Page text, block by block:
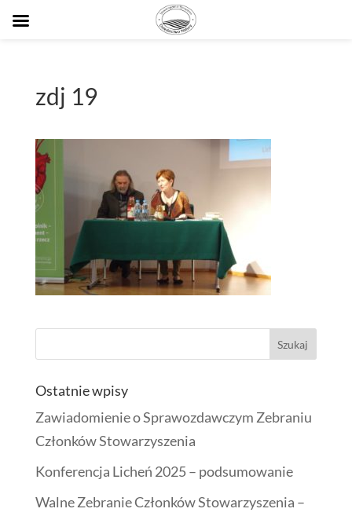
zdj 19
Ostatnie wpisy
Zawiadomienie o Sprawozdawczym Zebraniu
Członków Stowarzyszenia
Konferencja Licheń 2025 – podsumowanie
Walne Zebranie Członków Stowarzyszenia –